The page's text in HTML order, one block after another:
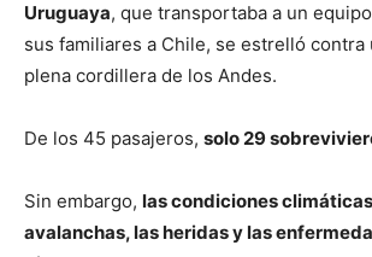
Uruguaya, que transportaba a un
sus familiares a Chile, se estrelló contra
plena cordillera de los Andes.
De los 45 pasajeros, solo 29
Sin embargo, las condiciones
avalanchas, las heridas y las